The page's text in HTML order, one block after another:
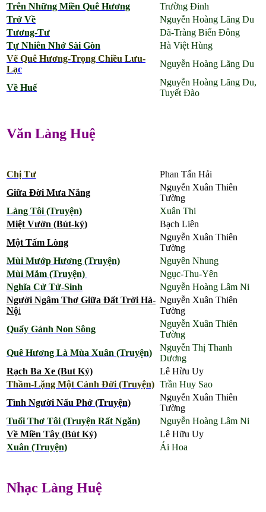
Trên Những Miền Quê Hương
Trường Đinh
Trở Về
Nguyễn Hoàng Lãng Du
Tương-Tư
Dã-Tràng Biển Đông
Tự Nhiên Nhớ Sài Gòn
Hà Việt Hùng
Vẽ Quê Hương-Trọng Chiều Lưu-
Lạc
Nguyễn Hoàng Lãng Du
Về Huế
Nguyễn Hoàng Lãng Du,
Tuyết Đào
Văn Làng Huệ
Chị Tư
Phan Tấn Hải
Giữa Đời Mưa Nắng
Nguyễn Xuân Thiên
Tường
Làng Tôi (Truyện)
Xuân Thi
Miệt Vườn (Bút-ký)
Bạch Liên
Một Tấm Lòng
Nguyễn Xuân Thiên
Tường
Mùi Mướp Hương (Truyện)
Nguyên Nhung
Mùi Mắm (Truyện)
Ngục-Thu-Yên
Nghĩa Cử Tử-Sinh
Nguyễn Hoàng Lâm Ni
Người Ngâm Thơ Giữa Đất Trời Hà-
Nội
Nguyễn Xuân Thiên
Tường
Quẩy Gánh Non Sông
Nguyễn Xuân Thiên
Tường
Quê Hương Là Mùa Xuân (Truyện)
Nguyễn Thị Thanh
Dương
Rạch Ba Xe (But Ký)
Lê Hừu Uy
Thầm-Lặng Một Cảnh Đời (Truyện) Trần Huy Sao
Tình Người Nấu Phở (Truyện)
Nguyễn Xuân Thiên
Tường
Tuổi Thơ Tôi (Truyện Rất Ngăn)
Nguyễn Hoàng Lâm Ni
Về Miền Tây (Bút Ký)
Lê Hữu Uy
Xuân (Truyện)
Ái Hoa
Nhạc Làng Huệ